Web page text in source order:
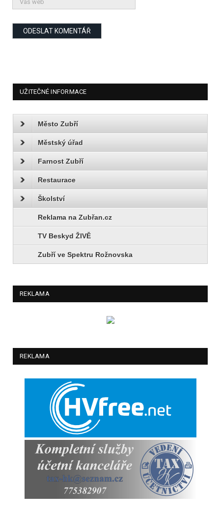
UŽITEČNÉ INFORMACE
Město Zubří
Městský úřad
Farnost Zubří
Restaurace
Školství
Reklama na Zubřan.cz
TV Beskyd ŽIVĚ
Zubří ve Spektru Rožnovska
REKLAMA
REKLAMA